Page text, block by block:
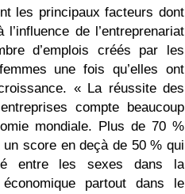
les principaux facteurs dont
de l’entreprenariat
d’emplois créés par les
une fois qu’elles ont
« La réussite des
compte beaucoup
mondiale. Plus de 70 %
score en deçà de 50 % qui
entre les sexes dans la
partout dans le